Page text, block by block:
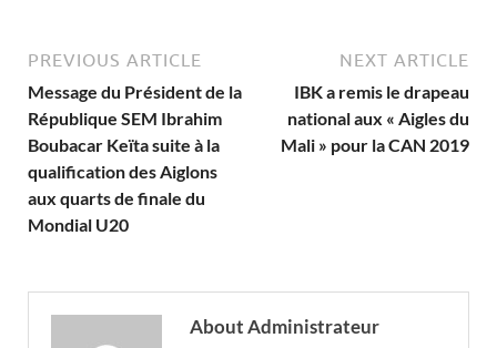
PREVIOUS ARTICLE
Message du Président de la
République SEM Ibrahim
Boubacar Keïta suite à la
qualification des Aiglons
aux quarts de finale du
Mondial U20
NEXT ARTICLE
IBK a remis le drapeau
national aux « Aigles du
Mali » pour la CAN 2019
About Administrateur